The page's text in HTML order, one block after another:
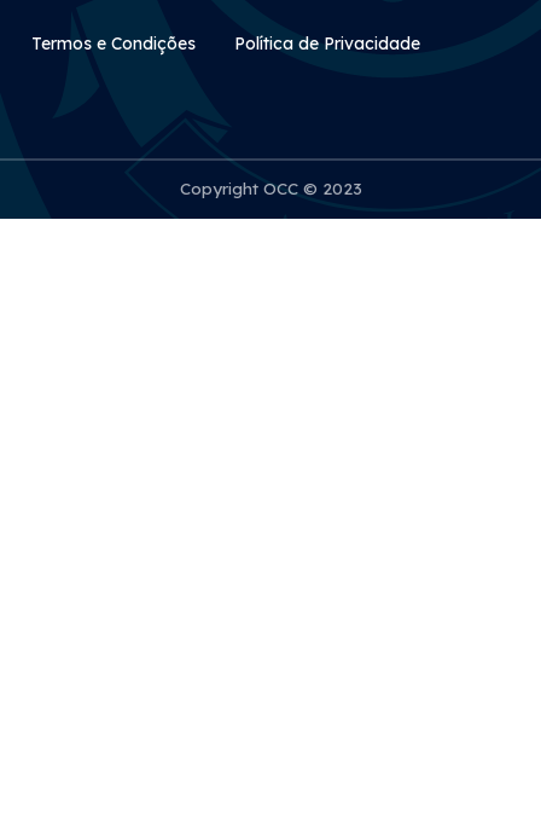
Rodapé Secundário
Termos e Condições Política de Privacidade
Copyright OCC © 2023